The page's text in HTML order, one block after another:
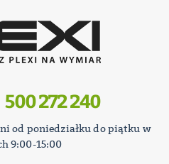
500 272 240
od poniedziałku do piątku w
9:00-15:00